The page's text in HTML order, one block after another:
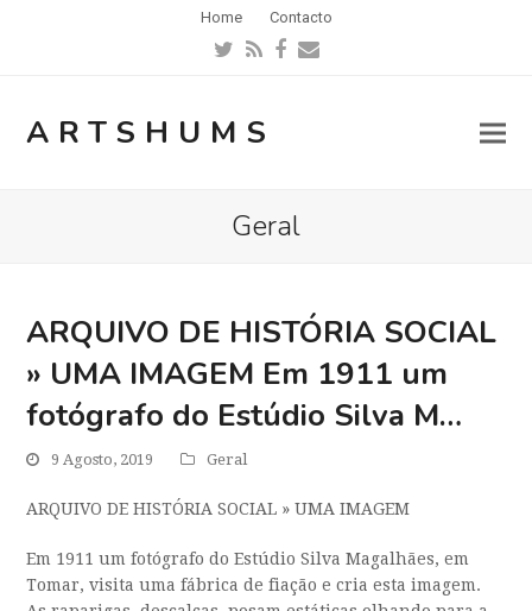
Home Contacto
Twitter
RSSFacebook
Email
ARTSHUMS
Geral
ARQUIVO DE HISTÓRIA SOCIAL
» UMA IMAGEM Em 1911 um
fotógrafo do Estúdio Silva M…
9 Agosto, 2019 Geral
ARQUIVO DE HISTÓRIA SOCIAL » UMA IMAGEM
Em 1911 um fotógrafo do Estúdio Silva Magalhães, em
Tomar, visita uma fábrica de fiação e cria esta imagem.